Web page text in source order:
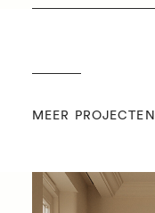
MEER PROJECTEN